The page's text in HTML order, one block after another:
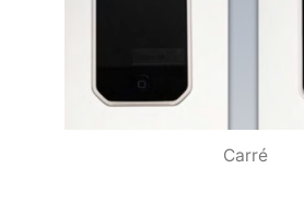
Carré